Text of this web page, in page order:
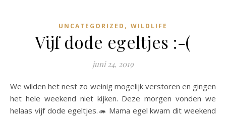
UNCATEGORIZED , WILDLIFE
Vijf dode egeltjes :-(
juni 24, 2019
We wilden het nest zo weinig mogelijk verstoren en gingen
het hele weekend niet kijken. Deze morgen vonden we
helaas vijf dode egeltjes.🦔 Mama egel kwam dit weekend